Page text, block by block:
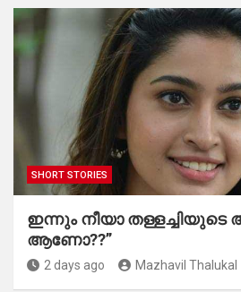
SHORT STORIES
ഇന്നും നീയാ തള്ളച്ചിയുടെ
ആണോ??”
2 days ago Mazhavil Thalukal